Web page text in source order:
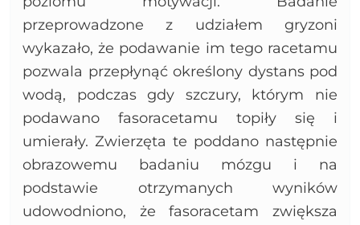
przeprowadzone z udziałem gryzoni
wykazało, że podawanie im tego racetamu
pozwala przepłynąć określony dystans pod
wodą, podczas gdy szczury, którym nie
podawano fasoracetamu topiły się i
umierały. Zwierzęta te poddano następnie
obrazowemu badaniu mózgu i na
podstawie otrzymanych wyników
udowodniono, że fasoracetam zwiększa